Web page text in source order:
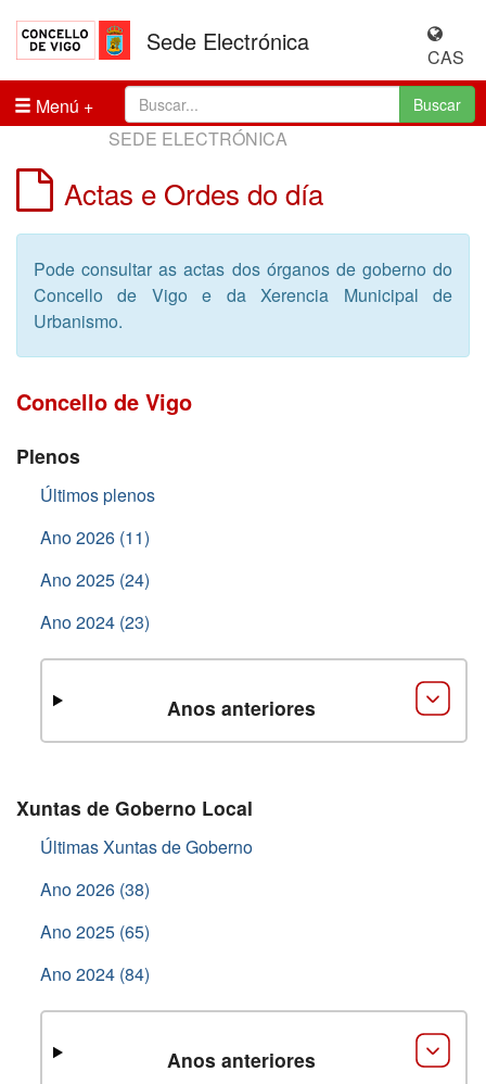
Sede Electrónica
CAS
Menú
Buscar
SEDE ELECTRÓNICA
Actas e Ordes do día
Pode consultar as actas dos órganos de goberno do
Concello de Vigo e da Xerencia Municipal de
Urbanismo.
Concello de Vigo
Plenos
Últimos plenos
Ano 2026 (11)
Ano 2025 (24)
Ano 2024 (23)
Anos anteriores
Xuntas de Goberno Local
Últimas Xuntas de Goberno
Ano 2026 (38)
Ano 2025 (65)
Ano 2024 (84)
Anos anteriores